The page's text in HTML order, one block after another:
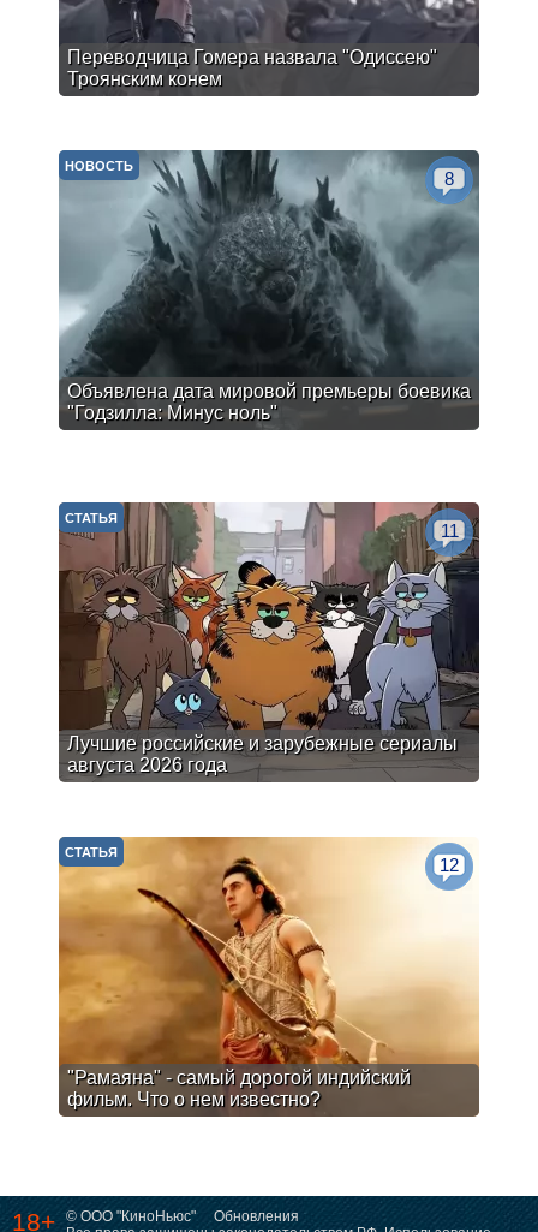
Переводчица Гомера назвала "Одиссею"
Троянским конем
Объявлена дата мировой премьеры боевика
"Годзилла: Минус ноль"
НОВОСТЬ
8
Лучшие российские и зарубежные сериалы
августа 2026 года
СТАТЬЯ
11
"Рамаяна" - самый дорогой индийский
фильм. Что о нем известно?
СТАТЬЯ
12
18+ © ООО "КиноНьюс"
Обновления